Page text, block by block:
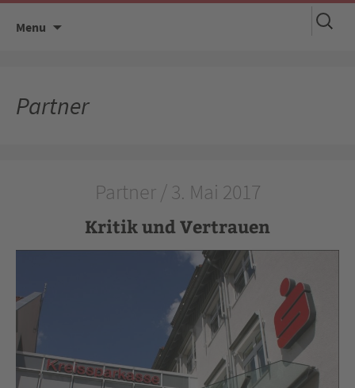
Menu
Suchen
nach:
Partner
Partner / 3. Mai 2017
Kritik und Vertrauen